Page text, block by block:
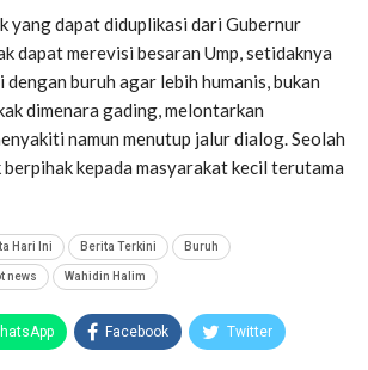
yang dapat diduplikasi dari Gubernur
dapat merevisi besaran Ump, setidaknya
buruh agar lebih humanis, bukan
dimenara gading, melontarkan
namun menutup jalur dialog. Seolah
kepada masyarakat kecil terutama
Hari Ini Berita Terkini Buruh
news Wahidin Halim
Facebook Twitter